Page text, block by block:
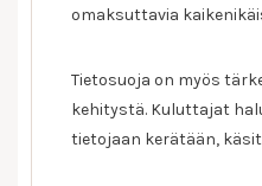
omaksuttavia
Tietosuoja on myös
kehitystä. Kuluttajat
tietojaan kerätään,